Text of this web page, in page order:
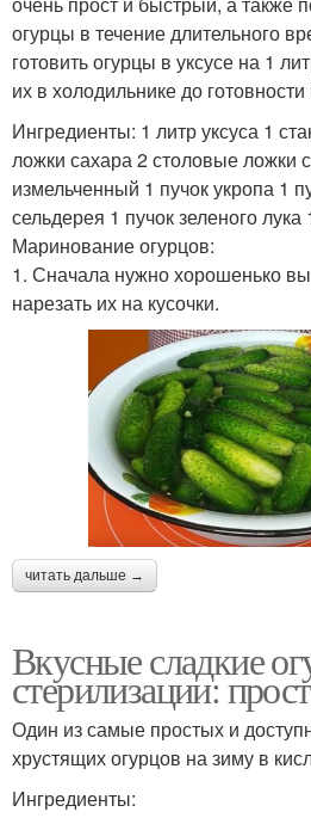
огурцы в течение длительного
готовить огурцы в уксусе на 1
их в холодильнике до готовности
Ингредиенты: 1 литр уксуса 1
ложки сахара 2 столовые ложки
измельченный 1 пучок укропа 1
сельдерея 1 пучок зеленого лука
Маринование огурцов:
1. Сначала нужно хорошенько
нарезать их на кусочки.
читать дальше →
Вкусные сладкие
стерилизации:
Один из самые простых и
хрустящих огурцов на зиму в
Ингредиенты: